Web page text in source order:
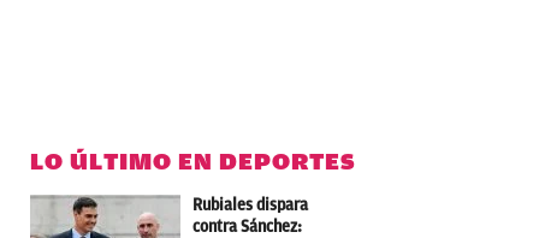
LO ÚLTIMO EN DEPORTES
Rubiales dispara
contra Sánchez: